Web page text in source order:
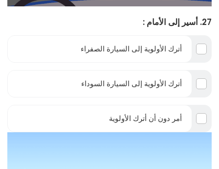
27. أسير إلى الأمام :
أترك الأولوية إلى السيارة الصفراء
أترك الأولوية إلى السيارة السوداء
أمر دون أن أترك الأولوية